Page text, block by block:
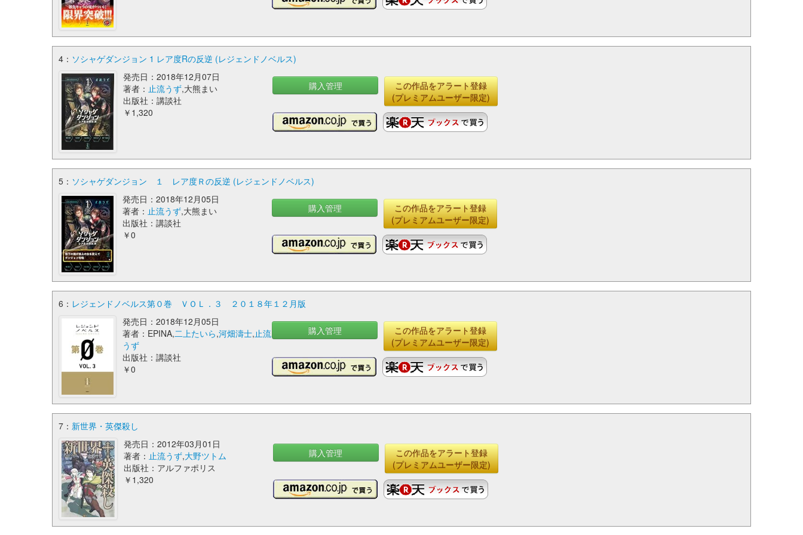
4： ソシャゲダンジョン 1 レア度Rの反逆 (レジェンドノベルス)
発売日：2018年12月07日
著者： 止流うず,大熊まい
出版社：講談社
￥1,320
購入管理
この作品をアラート登録
(プレミアムユーザー限定)
5： ソシャゲダンジョン １ レア度Ｒの反逆 (レジェンドノベルス)
発売日：2018年12月05日
著者：止流うず,大熊まい
出版社：講談社
￥0
購入管理
この作品をアラート登録
(プレミアムユーザー限定)
6： レジェンドノベルス第０巻 ＶＯＬ．３ ２０１８年１２月版
発売日：2018年12月05日
著者：EPINA,二上たいら,河畑濤士,止流
うず
出版社：講談社
￥0
購入管理
この作品をアラート登録
(プレミアムユーザー限定)
7： 新世界・英傑殺し
発売日：2012年03月01日
著者： 止流うず,大野ツトム
出版社：アルファポリス
￥1,320
購入管理
この作品をアラート登録
(プレミアムユーザー限定)